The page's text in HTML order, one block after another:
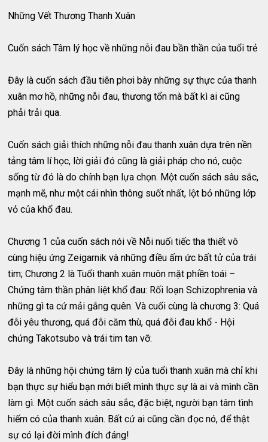
Những Vết Thương Thanh Xuân
Cuốn sách Tâm lý học về những nỗi đau bần thần của tuổi trẻ
Đây là cuốn sách đầu tiên phơi bày những sự thực của thanh
xuân mơ hồ, những nỗi đau, thương tổn mà bất kì ai cũng
phải trải qua.
Cuốn sách giải thích những nỗi đau thanh xuân dựa trên nền
tảng tâm lí học, lời giải đó cũng là giải pháp cho nó, cuộc
sống từ đó là do chính bạn lựa chọn. Một cuốn sách sâu sắc,
mạnh mẽ, như một cái nhìn thông suốt nhất, lột bỏ những lớp
vỏ của khổ đau.
Chương 1 của cuốn sách nói về Nỗi nuối tiếc tha thiết vô
cùng hiệu ứng Zeigarnik và những điều ấm ức bất tử của trái
tim; Chương 2 là Tuổi thanh xuân muôn mặt phiền toái –
Chứng tâm thần phân liệt khổ đau: Rối loạn Schizophrenia và
những gì ta cứ mải gắng quên. Và cuối cùng là chương 3: Quá
đỗi yêu thương, quá đỗi căm thù, quá đỗi đau khổ - Hội
chứng Takotsubo và trái tim tan vỡ.
Đây là những hội chứng tâm lý của tuổi thanh xuân mà chỉ khi
bạn thực sự hiểu bạn mới biết mình thực sự là ai và mình cần
làm gì. Một cuốn sách sâu sắc, đặc biệt, người bạn tâm tình
hiếm có của thanh xuân. Bất cứ ai cũng cần đọc nó, để thật
sự có lại đời mình đích đáng!